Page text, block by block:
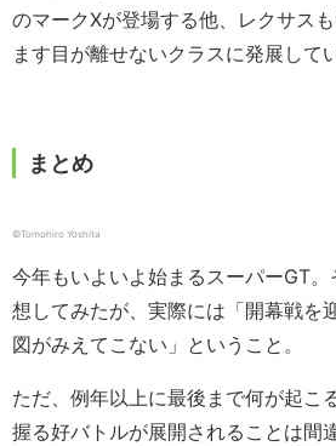
のマークXが登場する他、レクサス
ます目が離せないクラスに発展して
まとめ
©︎Tomohiro Yoshita
今年もいよいよ始まるスーパーGT
想してみたが、実際には「開幕戦を
図がみえてこない」ということ。
ただ、例年以上に最後まで何が起こ
握る好バトルが展開されることは間